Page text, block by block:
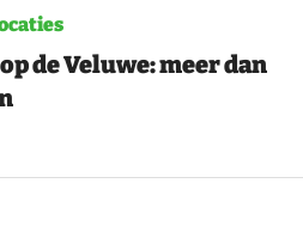
de Veluwe: meer dan